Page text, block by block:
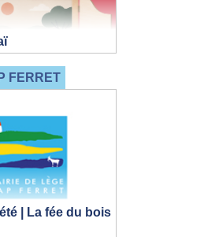
FERRET
| La fée du bois